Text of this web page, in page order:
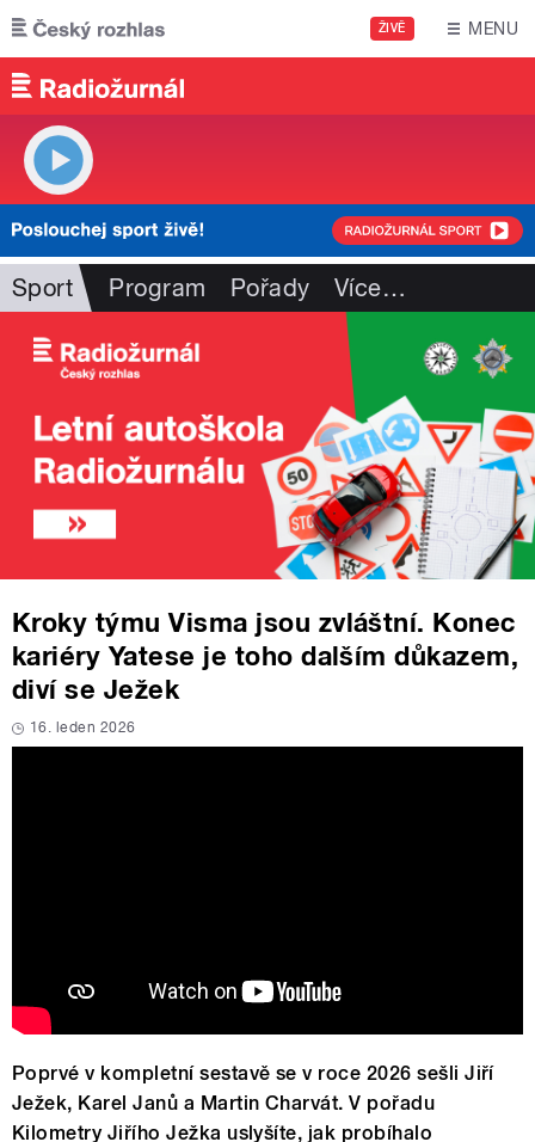
Přejít k hlavnímu obsahu
ŽIVĚ MENU
Sport Program Pořady Více…
Kroky týmu Visma jsou zvláštní. Konec
kariéry Yatese je toho dalším důkazem,
diví se Ježek
16. leden 2026
Poprvé v kompletní sestavě se v roce 2026 sešli Jiří
Ježek, Karel Janů a Martin Charvát. V pořadu
Kilometry Jiřího Ježka uslyšíte, jak probíhalo